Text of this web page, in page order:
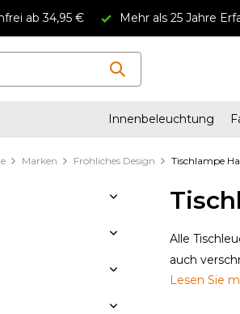
ab 34,95 € Mehr als 25 Jahre
Innenbeleuchtung
Marken Fröhliches Design Tischlampe
Alle
auch
Lesen Sie